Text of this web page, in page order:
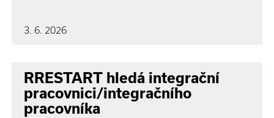
3. 6. 2026
RRESTART hledá integrační
pracovnici/integračního
pracovníka